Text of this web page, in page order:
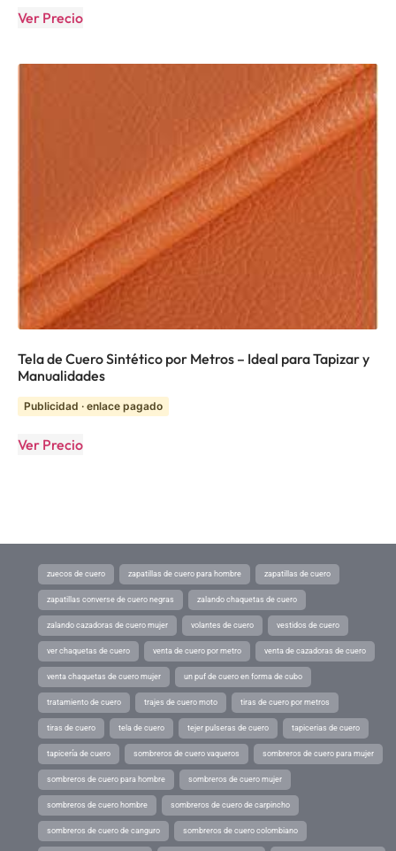
Ver Precio
Tela de Cuero Sintético por Metros – Ideal para Tapizar y
Manualidades
Publicidad · enlace pagado
Ver Precio
zuecos de cuero zapatillas de cuero para hombre zapatillas de cuero
zapatillas converse de cuero negras zalando chaquetas de cuero
zalando cazadoras de cuero mujer volantes de cuero vestidos de cuero
ver chaquetas de cuero venta de cuero por metro venta de cazadoras de cuero
venta chaquetas de cuero mujer un puf de cuero en forma de cubo
tratamiento de cuero trajes de cuero moto tiras de cuero por metros
tiras de cuero tela de cuero tejer pulseras de cuero tapicerias de cuero
tapicería de cuero sombreros de cuero vaqueros sombreros de cuero para mujer
sombreros de cuero para hombre sombreros de cuero mujer
sombreros de cuero hombre sombreros de cuero de carpincho
sombreros de cuero de canguro sombreros de cuero colombiano